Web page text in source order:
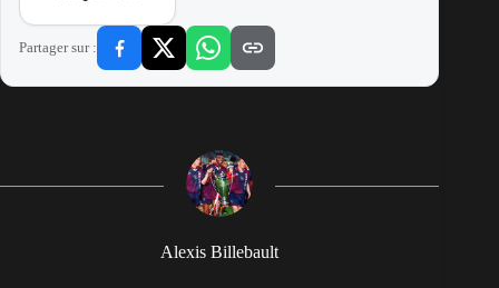
Partager sur :
Alexis Billebault